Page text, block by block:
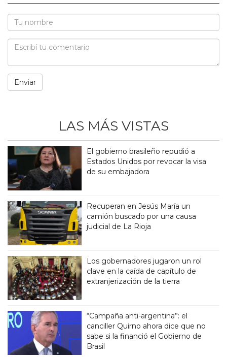
LAS MÁS VISTAS
El gobierno brasileño repudió a
Estados Unidos por revocar la visa
de su embajadora
Recuperan en Jesús María un
camión buscado por una causa
judicial de La Rioja
Los gobernadores jugaron un rol
clave en la caída de capítulo de
extranjerización de la tierra
“Campaña anti-argentina”: el
canciller Quirno ahora dice que no
sabe si la financió el Gobierno de
Brasil